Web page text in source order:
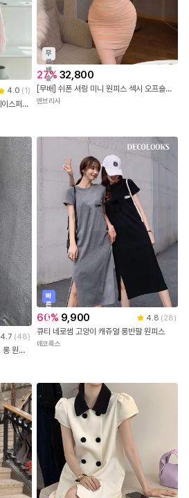
4.0 (1 )
[당고언니클리어런스세일] 페어리레이스퍼프OPS(2c)
무
료
배
송
27% 32,800
[무배] 쉬폰 셔링 미니 원피스 섹시 오프숄더 클럽 여캠 의상
앤브리사
4.7 (48)
[🌴휴양지룩#군살커버]퓨러티 나시 롱 원피스
빠
른
출
발
60% 9,900 4.8 (28)
큐티 네로썸 고양이 캐쥬얼 롱반팔 원피스
데코룩스